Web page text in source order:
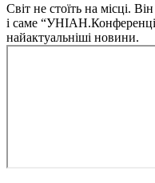
Світ не стоїть на місці.
і саме
найактуальніші новини.